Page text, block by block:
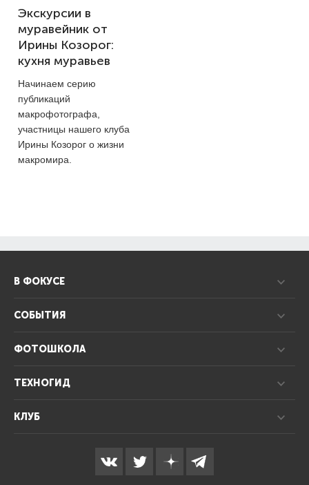
Экскурсии в
муравейник от
Ирины Козорог:
кухня муравьев
Начинаем серию
публикаций
макрофотографа,
участницы нашего клуба
Ирины Козорог о жизни
макромира.
В ФОКУСЕ
СОБЫТИЯ
ФОТОШКОЛА
ТЕХНОГИД
КЛУБ